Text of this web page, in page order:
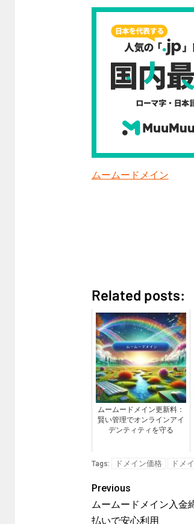
ムームードメイン
Related posts:
ムームードメイン更新料：
賢い管理でオンラインアイ
デンティティを守る
Tags: ドメイン価格 ドメ
Previous
ムームードメイン入金
払いで安心利用